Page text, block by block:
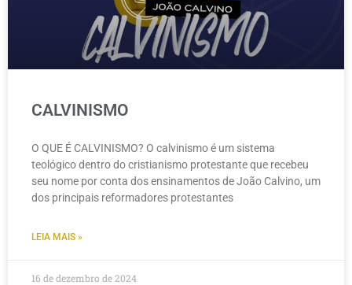
CALVINISMO
O QUE É CALVINISMO? O calvinismo é um sistema
teológico dentro do cristianismo protestante que recebeu
seu nome por conta dos ensinamentos de João Calvino, um
dos principais reformadores protestantes
LEIA MAIS »
16 de dezembro de 2024